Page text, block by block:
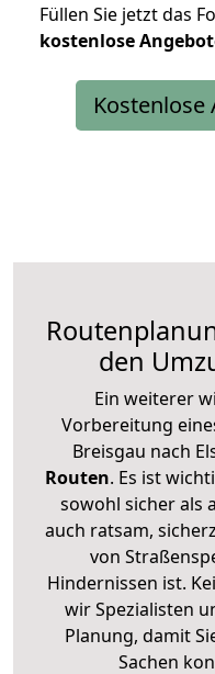
Füllen Sie jetzt das
kostenlose
Kostenlose
den
Ein weiterer
Vorbereitung
Breisgau nach
Routen. Es ist
sowohl sicher als
auch ratsam,
von
Hindernissen ist.
wir Spezialisten
Planung, damit
Sachen